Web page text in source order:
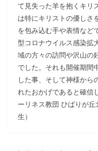
て見失った羊を抱くキリ
は特にキリストの優しさ
を包み込む手や表情など
型コロナウイルス感染拡
域の方々の訪問や沢山の
でした。それも開催期間
した事、そして神様から
れたおかげであると確信
ーリネス教団 ひばりが
生）